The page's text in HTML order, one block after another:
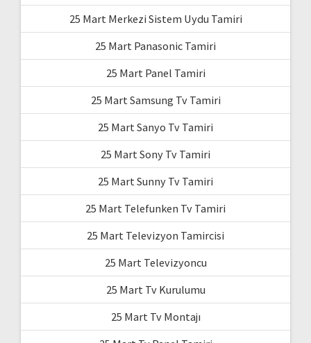
25 Mart Merkezi Sistem Uydu Tamiri
25 Mart Panasonic Tamiri
25 Mart Panel Tamiri
25 Mart Samsung Tv Tamiri
25 Mart Sanyo Tv Tamiri
25 Mart Sony Tv Tamiri
25 Mart Sunny Tv Tamiri
25 Mart Telefunken Tv Tamiri
25 Mart Televizyon Tamircisi
25 Mart Televizyoncu
25 Mart Tv Kurulumu
25 Mart Tv Montajı